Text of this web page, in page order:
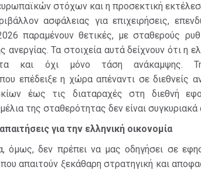
στόχων και η προσεκτική
ασφάλειας για επιχειρήσεις,
παραμένουν θετικές, με σταθερούς
Τα στοιχεία αυτά δείχνουν ότι η
και όχι μόνο τάση ανάκαμψης.
επέδειξε η χώρα απέναντι σε διεθνείς
έως τις διαταραχές στη διεθνή
της σταθερότητας δεν είναι
για την ελληνική οικονομία
όμως, δεν πρέπει να μας οδηγήσει σε
απαιτούν ξεκάθαρη στρατηγική και